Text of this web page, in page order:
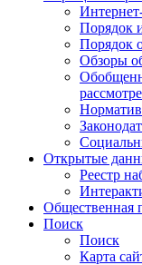
Порядок
Порядок
Обзоры
Открытые
Реестр
Общественная
Поиск
Поиск
Карта